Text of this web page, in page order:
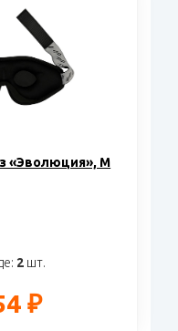
«Эволюция», M
2шт.
₽